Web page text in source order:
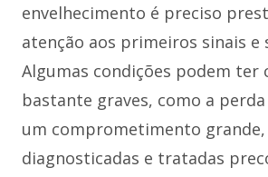
envelhecimento é preciso
atenção aos primeiros sinais e
Algumas condições podem ter
bastante graves, como a
um comprometimento grande,
diagnosticadas e tratadas